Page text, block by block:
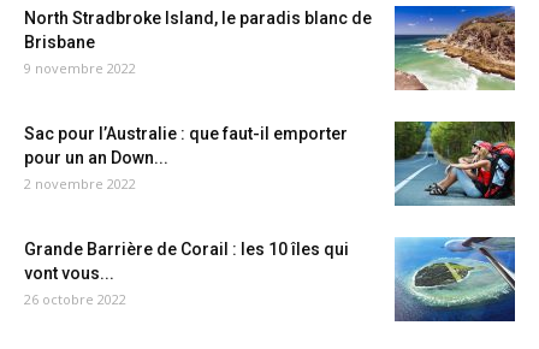
North Stradbroke Island, le paradis blanc de
Brisbane
9 novembre 2022
Sac pour l’Australie : que faut-il emporter
pour un an Down...
2 novembre 2022
Grande Barrière de Corail : les 10 îles qui
vont vous...
26 octobre 2022